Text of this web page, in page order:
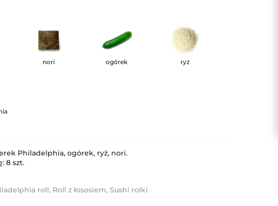
nori ogórek ryż
Philadelphia, ogórek, ryż, nori.
8 szt.
roll, Roll z łososiem,Sushi rolki